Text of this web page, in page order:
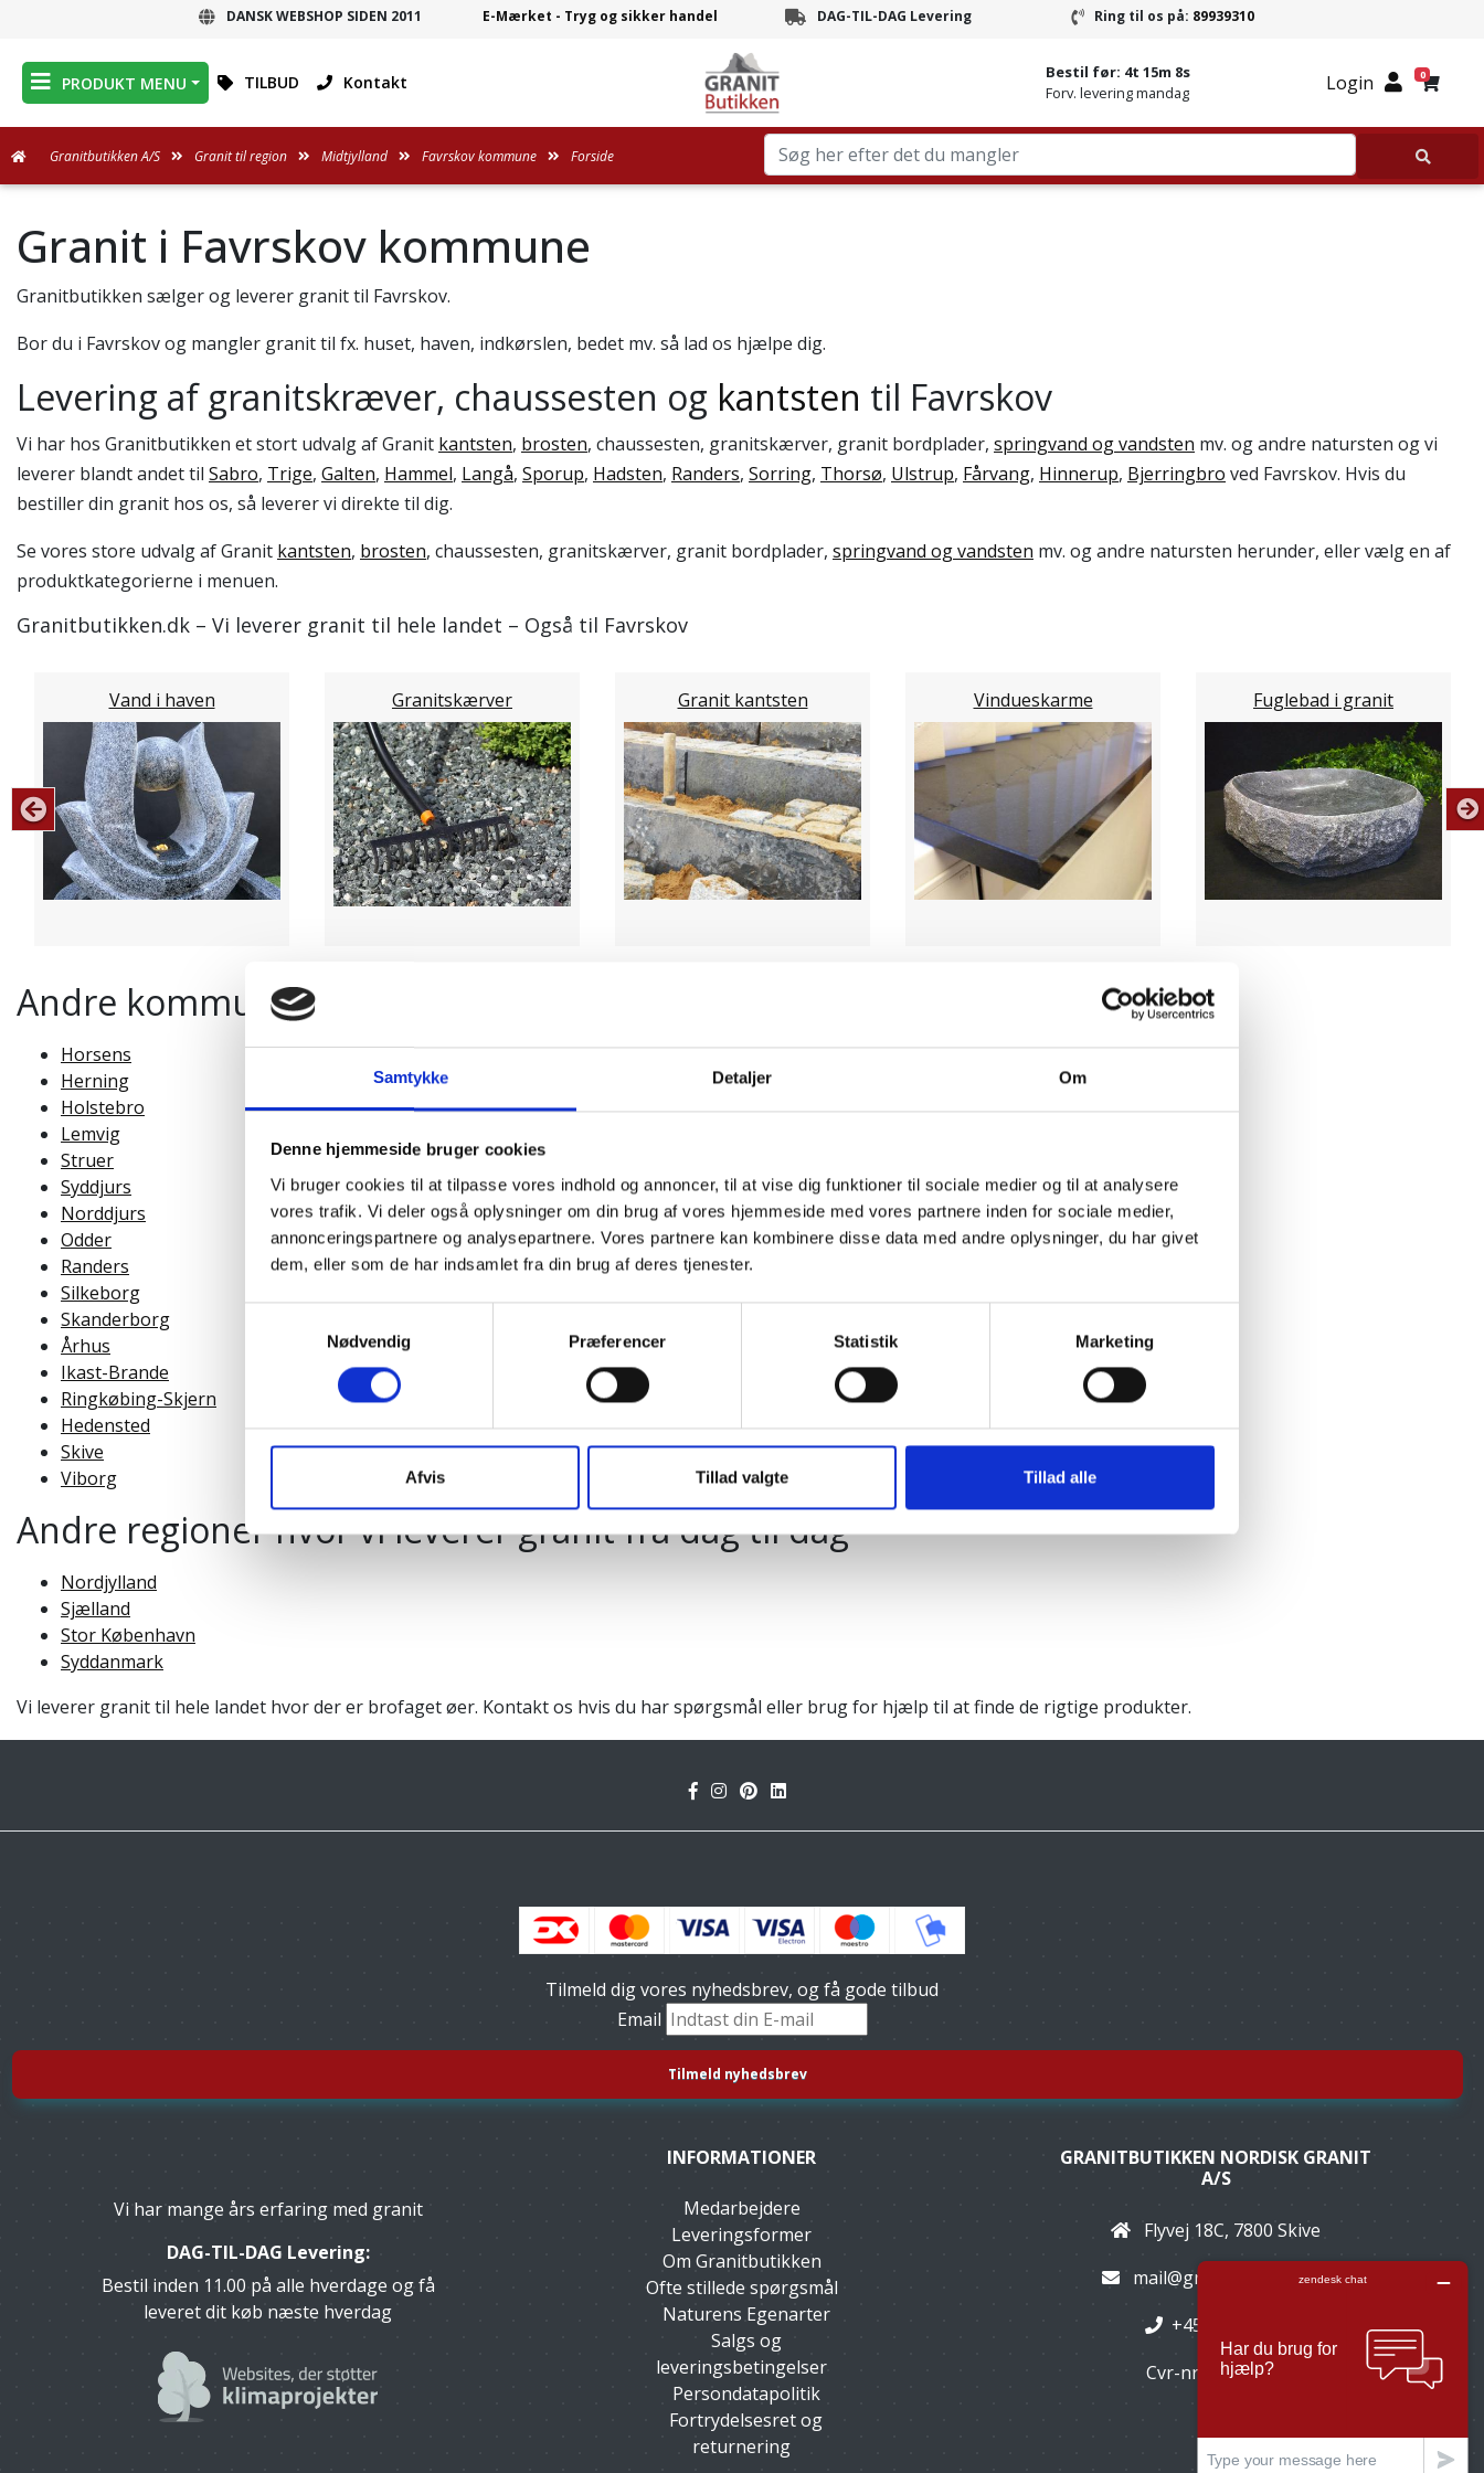
Samtykke Detaljer Om
Denne hjemmeside bruger cookies
Vi bruger cookies til at tilpasse vores indhold og annoncer, til at vise dig funktioner til sociale medier og til at analysere
vores trafik. Vi deler også oplysninger om din brug af vores hjemmeside med vores partnere inden for sociale medier,
annonceringspartnere og analysepartnere. Vores partnere kan kombinere disse data med andre oplysninger, du har givet
dem, eller som de har indsamlet fra din brug af deres tjenester.
Nødvendig
Præferencer Statistik Marketing
Afvis Tillad valgte Tillad alle
Granit i Favrskov kommune
Granitbutikken sælger og leverer granit til Favrskov.
Bor du i Favrskov og mangler granit til fx. huset, haven, indkørslen, bedet mv. så lad os hjælpe dig.
Levering af granitskræver, chaussesten og kantsten til Favrskov
Vi har hos Granitbutikken et stort udvalg af Granit kantsten, brosten, chaussesten, granitskærver, granit bordplader, springvand og vandsten mv. og andre natursten og vi
leverer blandt andet til Sabro, Trige, Galten, Hammel, Langå, Sporup, Hadsten, Randers, Sorring, Thorsø, Ulstrup, Fårvang, Hinnerup, Bjerringbro ved Favrskov. Hvis du
bestiller din granit hos os, så leverer vi direkte til dig.
Se vores store udvalg af Granit kantsten, brosten, chaussesten, granitskærver, granit bordplader, springvand og vandsten mv. og andre natursten herunder, eller vælg en af
produktkategorierne i menuen.
Granitbutikken.dk – Vi leverer granit til hele landet – Også til Favrskov
Vand i haven Granitskærver Granit kantsten Vindueskarme Fuglebad i granit
Andre kommuner hvor vi leverer granit fra dag til dag
Horsens
Herning
Holstebro
Lemvig
Struer
Syddjurs
Norddjurs
Odder
Randers
Silkeborg
Skanderborg
Århus
Ikast-Brande
Ringkøbing-Skjern
Hedensted
Skive
Viborg
Andre regioner hvor vi leverer granit fra dag til dag
Nordjylland
Sjælland
Stor København
Syddanmark
Vi leverer granit til hele landet hvor der er brofaget øer. Kontakt os hvis du har spørgsmål eller brug for hjælp til at finde de rigtige produkter.
DANSK WEBSHOP
DANSK WEBSHOP SIDEN 2011 E-Mærket - Tryg og sikker handel Branchens hurtigste levering
DAG-TIL-DAG Levering Ring til Granitbutikken 89939310
Ring til os på: 89939310
Bestil før: 4t 15m 7s
Forv. levering mandag
Login 0
PRODUKT MENU TILBUD Kontakt
Granitbutikken A/S Granit til region Midtjylland Favrskov kommune Forside
Tilmeld dig vores nyhedsbrev, og få gode tilbud
Email
Vi har mange års erfaring med granit
DAG-TIL-DAG Levering:
Bestil inden 11.00 på alle hverdage og få
leveret dit køb næste hverdag
INFORMATIONER
Medarbejdere
Leveringsformer
Om Granitbutikken
Ofte stillede spørgsmål
Naturens Egenarter
Salgs og
leveringsbetingelser
Persondatapolitik
Fortrydelsesret og
returnering
GRANITBUTIKKEN NORDISK GRANIT
A/S
Flyvej 18C, 7800 Skive
mail@granitbutikken.dk
+45 89939310
Cvr-nr: 32349048